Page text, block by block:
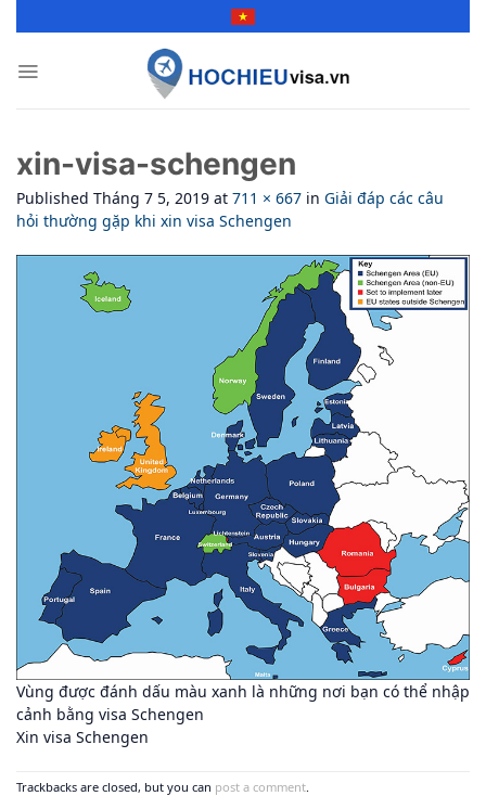
xin-visa-schengen
Published Tháng 7 5, 2019 at 711 × 667 in Giải đáp các câu
hỏi thường gặp khi xin visa Schengen
Vùng được đánh dấu màu xanh là những nơi bạn có thể nhập
cảnh bằng visa Schengen
Xin visa Schengen
Trackbacks are closed, but you can post a comment